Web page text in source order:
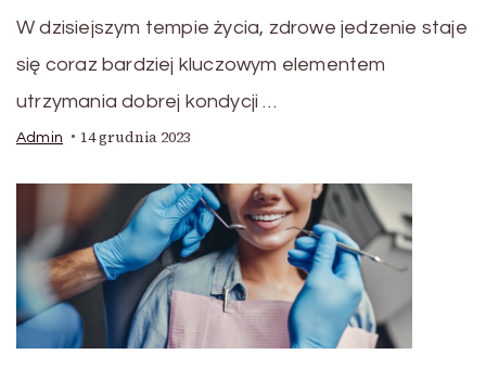
W dzisiejszym tempie życia, zdrowe jedzenie staje
się coraz bardziej kluczowym elementem
utrzymania dobrej kondycji …
Admin 14 grudnia 2023